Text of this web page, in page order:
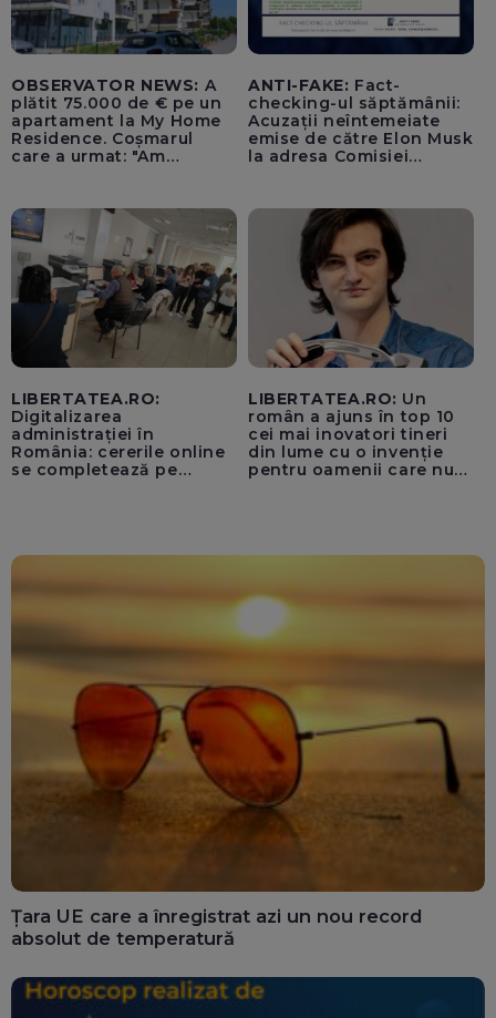
OBSERVATOR NEWS: A
plătit 75.000 de € pe un
apartament la My Home
Residence. Coșmarul
care a urmat: "Am
ANTI-FAKE: Fact-
checking-ul săptămânii:
Acuzații neîntemeiate
emise de către Elon Musk
la adresa Comisiei
pentru instaurarea
„cenzurii” pe platforma X
LIBERTATEA.RO:
Digitalizarea
administrației în
România: cererile online
se completează pe
LIBERTATEA.RO: Un
român a ajuns în top 10
cei mai inovatori tineri
din lume cu o invenție
pentru oamenii care nu
Țara UE care a înregistrat azi un nou record
absolut de temperatură